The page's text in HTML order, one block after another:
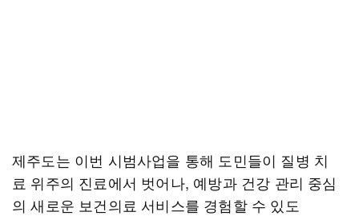
제주도는 이번 시범사업을 통해 도민들이 질병 치
료 위주의 진료에서 벗어나, 예방과 건강 관리 중심
의 새로운 보건의료 서비스를 경험할 수 있도